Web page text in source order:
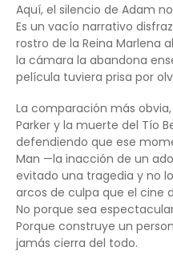
Aquí, el silencio de Adam
Es un vacío narrativo
rostro de la Reina Marlena
la cámara la abandona
película tuviera prisa por
La comparación más
Parker y la muerte del Tío
defendiendo que ese
Man —la inacción de un
evitado una tragedia y no
arcos de culpa que el cine
No porque sea
Porque construye un
jamás cierra del todo.